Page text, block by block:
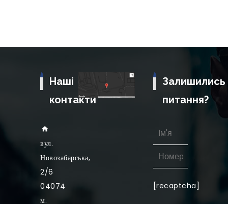
Наші
контакти
вул.
Новозабарська,
2/6
04074
м.
Залишились
питання?
[recaptcha]